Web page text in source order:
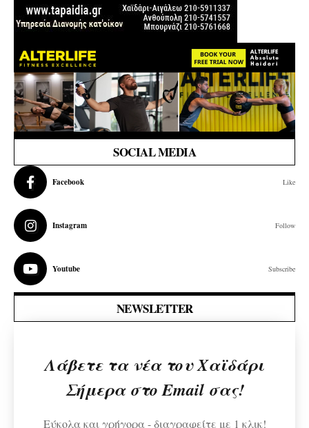
SOCIAL MEDIA
Facebook Like
Instagram Follow
Youtube Subscribe
NEWSLETTER
Λάβετε τα νέα του Χαϊδάρι
Σήμερα στο Email σας!
Εύκολα και γρήγορα - διαγραφείτε με 1 κλικ!